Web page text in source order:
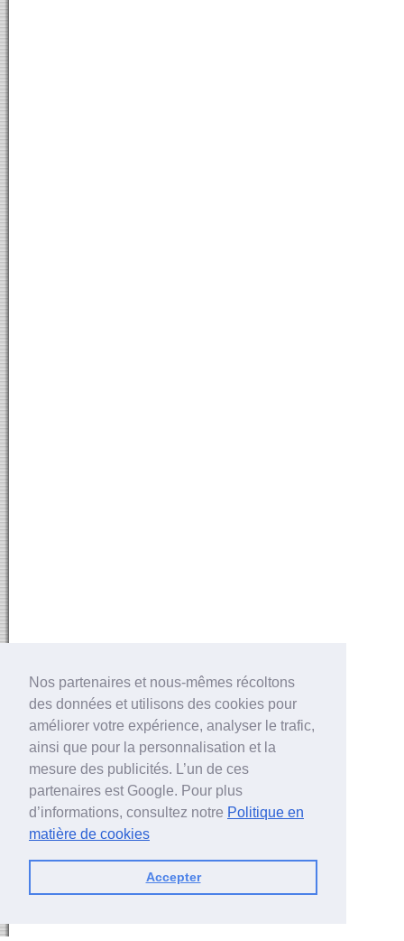
Nos partenaires et nous-mêmes récoltons
des données et utilisons des cookies pour
améliorer votre expérience, analyser le trafic,
ainsi que pour la personnalisation et la
mesure des publicités. L’un de ces
partenaires est Google. Pour plus
d’informations, consultez notre Politique en
matière de cookies
Accepter